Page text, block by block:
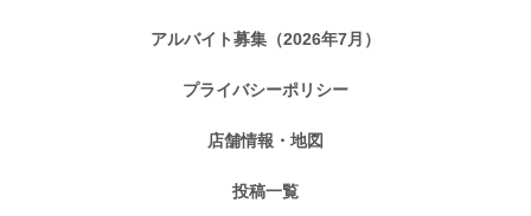
アルバイト募集（2026年7月）
プライバシーポリシー
店舗情報・地図
投稿一覧